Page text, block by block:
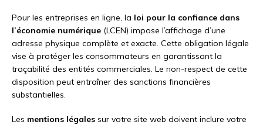
Pour les entreprises en ligne, la loi pour la confiance dans
l’économie numérique (LCEN) impose l’affichage d’une
adresse physique complète et exacte. Cette obligation légale
vise à protéger les consommateurs en garantissant la
traçabilité des entités commerciales. Le non-respect de cette
disposition peut entraîner des sanctions financières
substantielles.
Les mentions légales sur votre site web doivent inclure votre